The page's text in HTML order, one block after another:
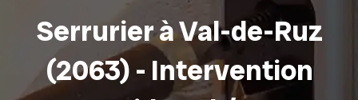
Serrurier à Val-de-Ruz
(2063) - Intervention